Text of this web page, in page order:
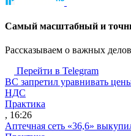
Cамый масштабный и
Рассказываем о важных
Перейти в Telegram
ВС запретил уравнивать
НДС
Практика
, 16:26
Аптечная сеть «36,6»